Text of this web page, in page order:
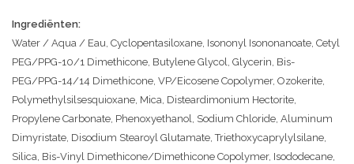
Ingrediënten:
Water / Aqua / Eau, Cyclopentasiloxane, Isononyl Isononanoate, Cetyl
PEG/PPG-10/1 Dimethicone, Butylene Glycol, Glycerin, Bis-
PEG/PPG-14/14 Dimethicone, VP/Eicosene Copolymer, Ozokerite,
Polymethylsilsesquioxane, Mica, Disteardimonium Hectorite,
Propylene Carbonate, Phenoxyethanol, Sodium Chloride, Aluminum
Dimyristate, Disodium Stearoyl Glutamate, Triethoxycaprylylsilane,
Silica, Bis-Vinyl Dimethicone/Dimethicone Copolymer, Isododecane,